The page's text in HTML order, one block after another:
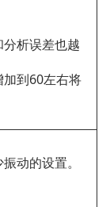
析误差也越
到60左右将
动的设置。